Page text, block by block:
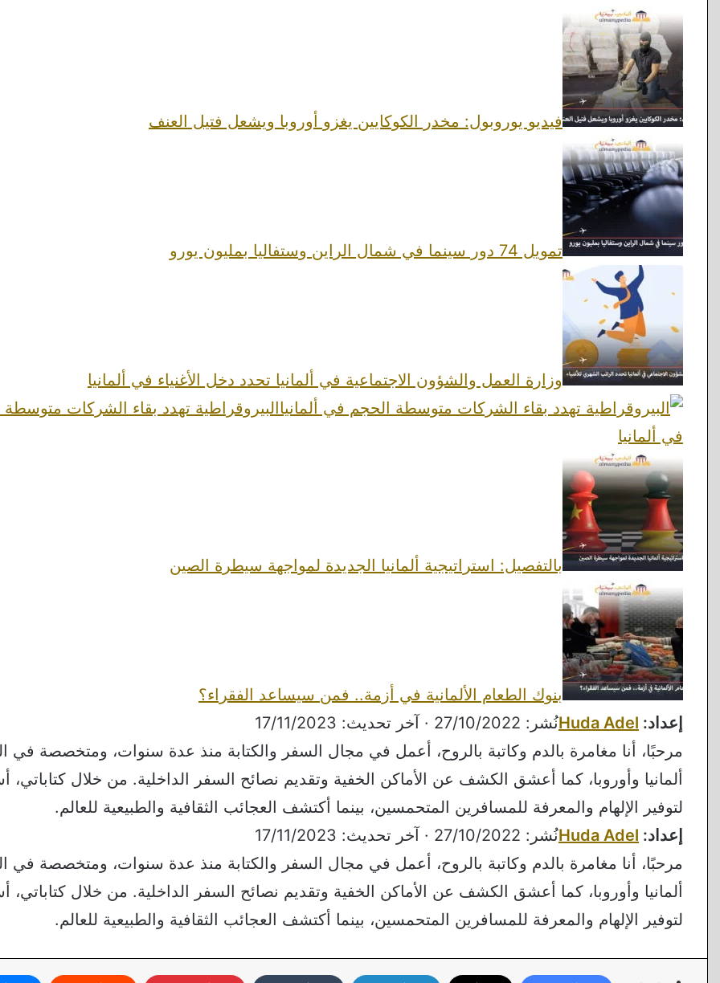
فيديو يوروبول: مخدر الكوكايين يغزو أوروبا ويشعل فتيل العنف
تمويل 74 دور سينما في شمال الراين وستفاليا بمليون يورو
وزارة العمل والشؤون الاجتماعية في ألمانيا تحدد دخل الأغنياء في ألمانيا
البيروقراطية تهدد بقاء الشركات
في ألمانيا
بالتفصيل: استراتيجية ألمانيا الجديدة لمواجهة سيطرة الصين
بنوك الطعام الألمانية في أزمة.. فمن سيساعد الفقراء؟
إعداد: Huda Adelنُشر: 27/10/2022 · آخر تحديث: 17/11/2023
مرحبًا، أنا مغامرة بالدم وكاتبة بالروح، أعمل في مجال السفر والكتابة منذ عدة سنوات، ومتخصصة في
ألمانيا وأوروبا، كما أعشق الكشف عن الأماكن الخفية وتقديم نصائح السفر الداخلية. من خلال كتاباتي،
لتوفير الإلهام والمعرفة للمسافرين المتحمسين، بينما أكتشف العجائب الثقافية والطبيعية للعالم.
إعداد: Huda Adelنُشر: 27/10/2022 · آخر تحديث: 17/11/2023
مرحبًا، أنا مغامرة بالدم وكاتبة بالروح، أعمل في مجال السفر والكتابة منذ عدة سنوات، ومتخصصة في
ألمانيا وأوروبا، كما أعشق الكشف عن الأماكن الخفية وتقديم نصائح السفر الداخلية. من خلال كتاباتي،
لتوفير الإلهام والمعرفة للمسافرين المتحمسين، بينما أكتشف العجائب الثقافية والطبيعية للعالم.